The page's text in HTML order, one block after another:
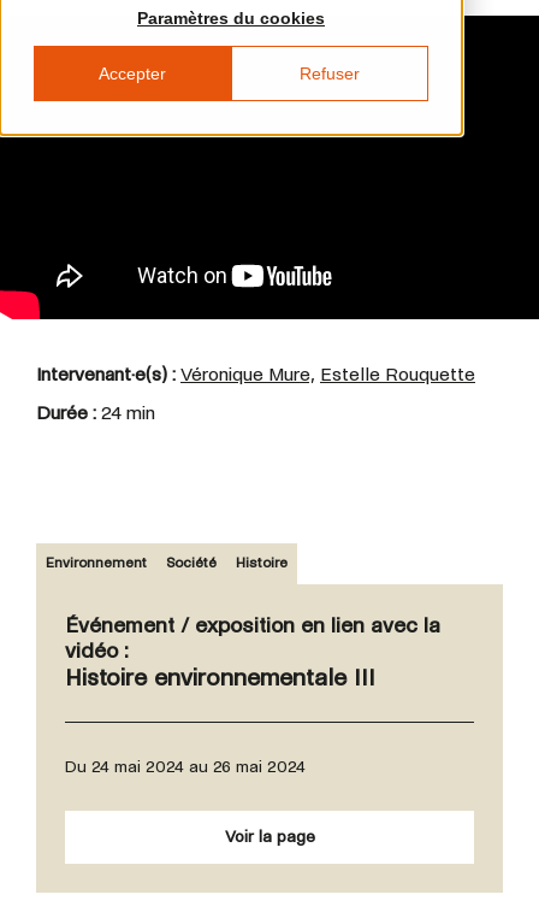
Paramètres du cookies
Accepter Refuser
Intervenant·e(s) : Véronique Mure, Estelle Rouquette
Durée : 24 min
Environnement Société Histoire
Événement / exposition en lien avec la
vidéo :
Histoire environnementale III
Du 24 mai 2024 au 26 mai 2024
Voir la page